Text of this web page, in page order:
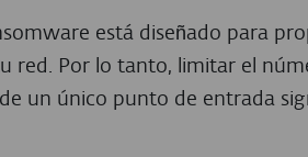
está diseñado para
red. Por lo tanto, limitar el
un único punto de entrada